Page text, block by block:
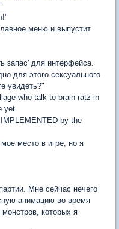
меню и выпустит
запас' для интерфейса.
для этого сексуального
увидеть?"
who talk to brain ratz in
yet.
by the
место в игре, но я
Мне сейчас нечего
анимацию во время
которых я